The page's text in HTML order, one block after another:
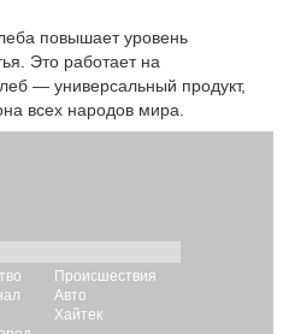
повышает уровень
Это работает на
— универсальный продукт,
всех народов мира.
Происшествия
Авто
Хайтек